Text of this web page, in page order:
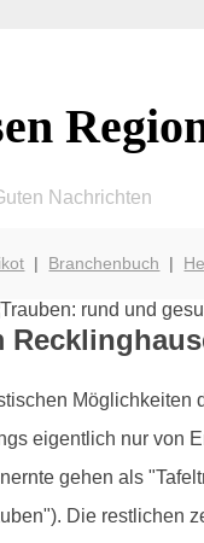
Nachrichten
| Branchenbuch |
Möglichkeiten
eigentlich nur von
gehen als
Die restlichen